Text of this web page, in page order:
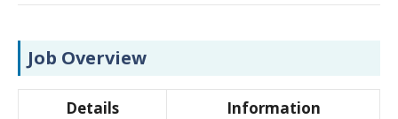
Job Overview
Details Information